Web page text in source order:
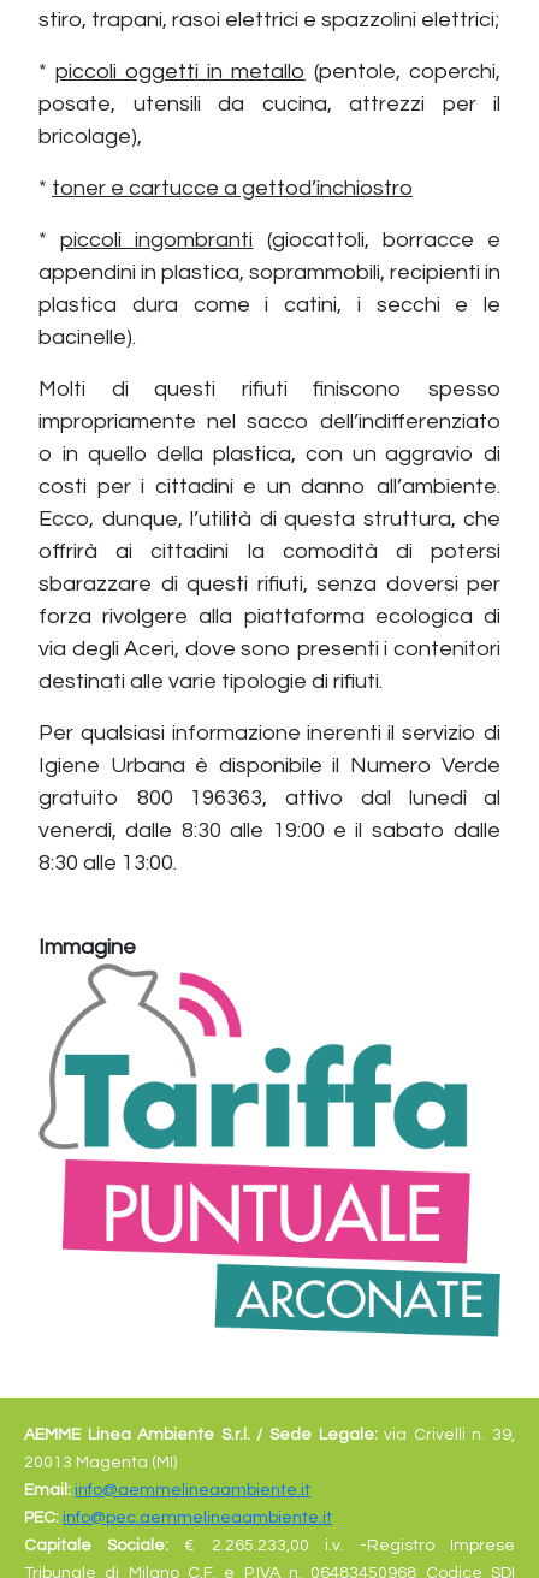
stiro, trapani, rasoi elettrici e spazzolini elettrici;
* piccoli oggetti in metallo (pentole, coperchi,
posate, utensili da cucina, attrezzi per il
bricolage),
* toner e cartucce a gettod’inchiostro
*piccoli ingombranti (giocattoli, borracce e
appendini in plastica, soprammobili, recipienti in
plastica dura come i catini, i secchi e le
bacinelle).
Molti di questi rifiuti finiscono spesso
impropriamente nel sacco dell’indifferenziato
o in quello della plastica, con un aggravio di
costi per i cittadini e un danno all’ambiente.
Ecco, dunque, l’utilità di questa struttura, che
offrirà ai cittadini la comodità di potersi
sbarazzare di questi rifiuti, senza doversi per
forza rivolgere alla piattaforma ecologica di
via degli Aceri, dove sono presenti i contenitori
destinati alle varie tipologie di rifiuti.
Per qualsiasi informazione inerenti il servizio di
Igiene Urbana è disponibile il Numero Verde
gratuito 800 196363, attivo dal lunedì al
venerdì, dalle 8:30 alle 19:00 e il sabato dalle
8:30 alle 13:00.
Immagine
AEMME Linea Ambiente S.r.l. / Sede Legale:via Crivelli n. 39,
20013 Magenta (MI)
Email: info@aemmelineaambiente.it
PEC: info@pec.aemmelineaambiente.it
Capitale Sociale: €
2.265.233,00 i.v. -Registro Imprese
Tribunale di Milano C.F. e P.IVA n. 06483450968 Codice SDI